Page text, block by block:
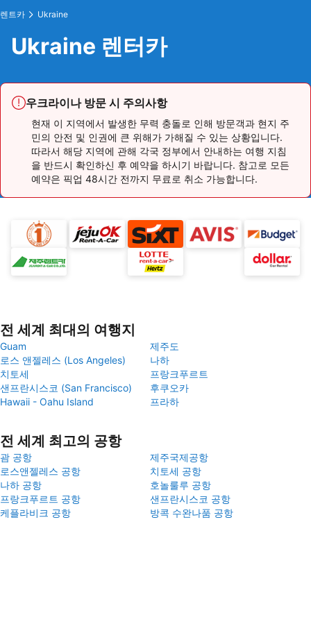
렌트카 Ukraine
Ukraine 렌터카
우크라이나 방문 시 주의사항
현재 이 지역에서 발생한 무력 충돌로 인해 방문객과 현지 주
민의 안전 및 인권에 큰 위해가 가해질 수 있는 상황입니다.
따라서 해당 지역에 관해 각국 정부에서 안내하는 여행 지침
을 반드시 확인하신 후 예약을 하시기 바랍니다. 참고로 모든
예약은 픽업 48시간 전까지 무료로 취소 가능합니다.
전 세계 최대의 여행지
Guam
제주도
로스 앤젤레스 (Los Angeles)
나하
치토세
프랑크푸르트
샌프란시스코 (San Francisco)
후쿠오카
Hawaii - Oahu Island
프라하
전 세계 최고의 공항
괌 공항
제주국제공항
로스앤젤레스 공항
치토세 공항
나하 공항
호놀룰루 공항
프랑크푸르트 공항
샌프란시스코 공항
케플라비크 공항
방콕 수완나품 공항